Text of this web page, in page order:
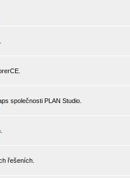
společnosti PLAN Studio.
řešeních.